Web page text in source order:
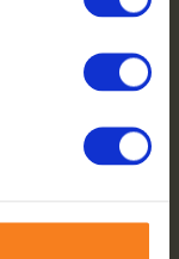
stap, zodat je
het plaatsen van
klaar om je te